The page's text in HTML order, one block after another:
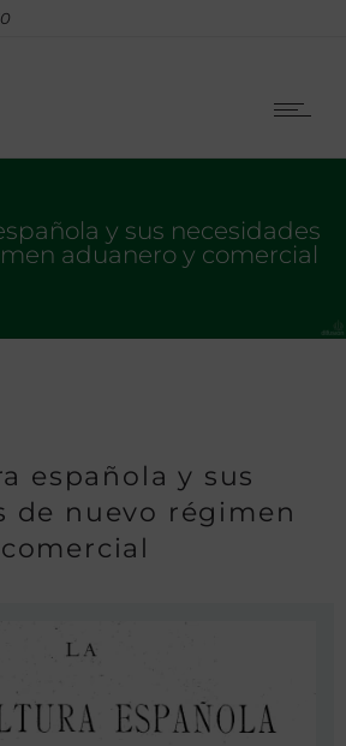
y sus necesidades
aduanero y comercial
española y sus
de nuevo régimen